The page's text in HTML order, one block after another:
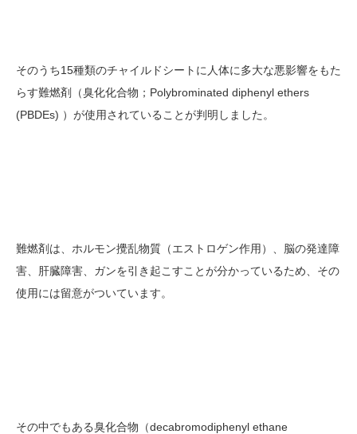
そのうち15種類のチャイルドシートに人体に多大な悪影響をもた
らす難燃剤（臭化化合物；Polybrominated diphenyl ethers
(PBDEs) ）が使用されていることが判明しました。
難燃剤は、ホルモン攪乱物質（エストロゲン作用）、脳の発達障
害、肝臓障害、ガンを引き起こすことが分かっているため、その
使用には留意がついています。
その中でもある臭化合物（decabromodiphenyl ethane